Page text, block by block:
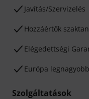
Javítás/Szervizelés
Hozzáértők
Elégedettségi
Európa
Szolgáltatások